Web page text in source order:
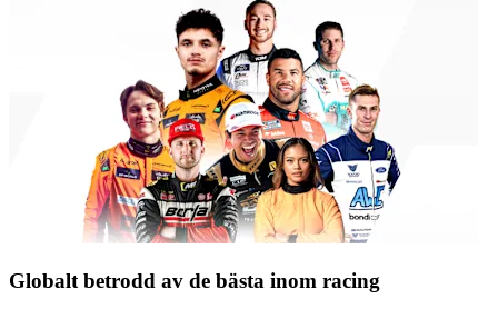
Globalt betrodd av de bästa inom racing